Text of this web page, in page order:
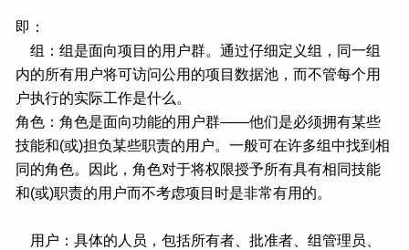
即：
组：组是面向项目的用户群。通过仔细定义组，同一组
内的所有用户将可访问公用的项目数据池，而不管每个用
户执行的实际工作是什么。
角色：角色是面向功能的用户群——他们是必须拥有某些
技能和(或)担负某些职责的用户。一般可在许多组中找到相
同的角色。因此，角色对于将权限授予所有具有相同技能
和(或)职责的用户而不考虑项目时是非常有用的。
用户：具体的人员，包括所有者、批准者、组管理员、